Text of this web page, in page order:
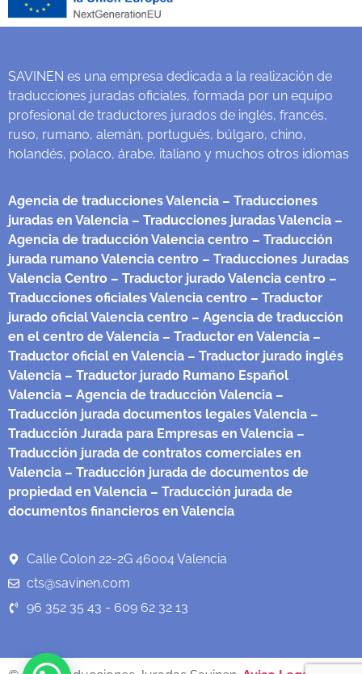
SAVINEN es una empresa dedicada a la realización de
traducciones juradas oficiales, formada por un equipo
profesional de traductores jurados de inglés, francés,
ruso, rumano, alemán, portugués, búlgaro, chino,
holandés, polaco, árabe, italiano y muchos otros idiomas
Agencia de traducciones Valencia – Traducciones
juradas en Valencia – Traducciones juradas Valencia –
Agencia de traducción Valencia centro – Traducción
jurada rumano Valencia centro – Traducciones Juradas
Valencia Centro – Traductor jurado Valencia centro –
Traducciones oficiales Valencia centro – Traductor
jurado oficial Valencia centro – Agencia de traducción
en el centro de Valencia – Traductor en Valencia –
Traductor oficial en Valencia – Traductor jurado inglés
Valencia – Traductor jurado Rumano Español
Valencia – Agencia de traducción Valencia –
Traducción jurada documentos legales Valencia –
Traducción Jurada para Empresas en Valencia –
Traducción jurada de contratos comerciales en
Valencia – Traducción jurada de documentos de
propiedad en Valencia – Traducción jurada de
documentos financieros en Valencia
Calle Colon 22-2G 46004 Valencia
cts@savinen.com
96 352 35 43 - 609 62 32 13